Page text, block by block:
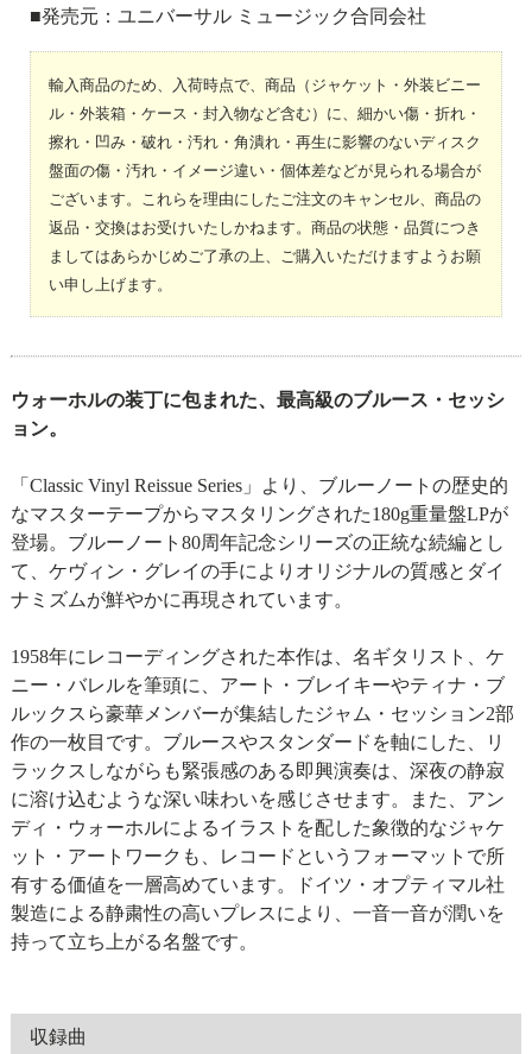
■発売元：ユニバーサル ミュージック合同会社
輸入商品のため、入荷時点で、商品（ジャケット・外装ビニー
ル・外装箱・ケース・封入物など含む）に、細かい傷・折れ・
擦れ・凹み・破れ・汚れ・角潰れ・再生に影響のないディスク
盤面の傷・汚れ・イメージ違い・個体差などが見られる場合が
ございます。これらを理由にしたご注文のキャンセル、商品の
返品・交換はお受けいたしかねます。商品の状態・品質につき
ましてはあらかじめご了承の上、ご購入いただけますようお願
い申し上げます。
ウォーホルの装丁に包まれた、最高級のブルース・セッシ
ョン。
「Classic Vinyl Reissue Series」より、ブルーノートの歴史的
なマスターテープからマスタリングされた180g重量盤LPが
登場。ブルーノート80周年記念シリーズの正統な続編とし
て、ケヴィン・グレイの手によりオリジナルの質感とダイ
ナミズムが鮮やかに再現されています。
1958年にレコーディングされた本作は、名ギタリスト、ケ
ニー・バレルを筆頭に、アート・ブレイキーやティナ・ブ
ルックスら豪華メンバーが集結したジャム・セッション2部
作の一枚目です。ブルースやスタンダードを軸にした、リ
ラックスしながらも緊張感のある即興演奏は、深夜の静寂
に溶け込むような深い味わいを感じさせます。また、アン
ディ・ウォーホルによるイラストを配した象徴的なジャケ
ット・アートワークも、レコードというフォーマットで所
有する価値を一層高めています。ドイツ・オプティマル社
製造による静粛性の高いプレスにより、一音一音が潤いを
持って立ち上がる名盤です。
収録曲